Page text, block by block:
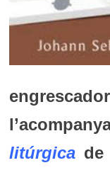
litúrgica de